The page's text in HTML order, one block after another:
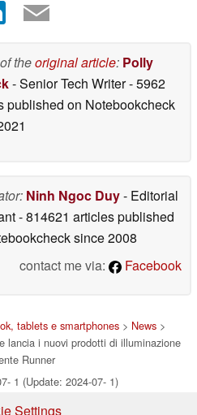
theoriginal article: Polly
- Senior Tech Writer- 5962
published on Notebookcheck
Ninh Ngoc Duy- Editorial
- 814621 articles published
since 2008
contact me via:
Facebook
tablets e smartphones > News >
lancia i nuovi prodotti di illuminazione
Runner
1 (Update: 2024-07- 1)
Settings